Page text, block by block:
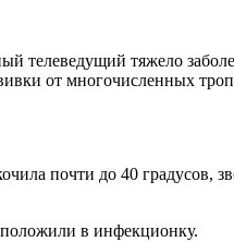
телеведущий тяжело
от многочисленных
почти до 40 градусов,
в инфекционку.